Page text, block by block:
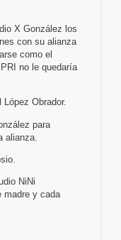
X González los
con su alianza
como el
no le quedaría
Obrador.
para
alianza.
NiNi
madre y cada